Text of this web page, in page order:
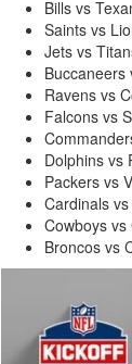
Bills vs
Saints vs
Jets vs
Buccaneers
Ravens vs
Falcons vs
Dolphins vs
Packers vs
Cardinals
Cowboys
Broncos vs